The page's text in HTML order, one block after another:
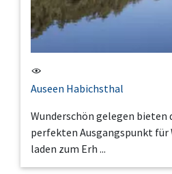
Auseen Habichsthal
Wunderschön gelegen bieten
perfekten Ausgangspunkt für
laden zum Erh ...